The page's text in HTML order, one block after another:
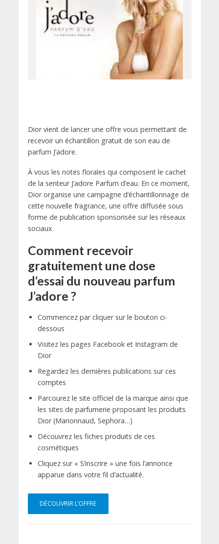
Dior vient de lancer une offre vous permettant de
recevoir un échantillon gratuit de son eau de
parfum J’adore.
À vous les notes florales qui composent le cachet
de la senteur J’adore Parfum d’eau. En ce moment,
Dior organise une campagne d’échantillonnage de
cette nouvelle fragrance, une offre diffusée sous
forme de publication sponsorisée sur les réseaux
sociaux.
Comment recevoir
gratuitement une dose
d’essai du nouveau parfum
J’adore ?
Commencez par cliquer sur le bouton ci-
dessous
Visitez les pages Facebook et Instagram de
Dior
Regardez les dernières publications sur ces
comptes
Parcourez le site officiel de la marque ainsi que
les sites de parfumerie proposant les produits
Dior (Marionnaud, Sephora…)
Découvrez les fiches produits de ces
cosmétiques
Cliquez sur « S’inscrire » une fois l’annonce
apparue dans votre fil d’actualité.
DÉCOUVRIR L’OFFRE